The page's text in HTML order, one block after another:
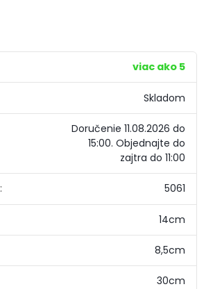
viac ako 5
Skladom
Doručenie 11.08.2026 do
15:00. Objednajte do
zajtra do 11:00
5061
14cm
8,5cm
30cm